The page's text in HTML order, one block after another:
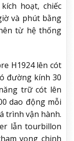
hoạt, chiếc
và phút bằng
từ hệ thống
H1924 lên cót
đường kính 30
trữ cót lên
dao động mỗi
trình vận hành.
lẫn tourbillon
vọng chinh